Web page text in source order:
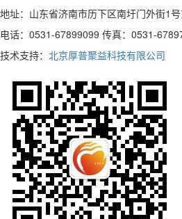
地址：山东省济南市历下区南圩门外街1
电话：0531-67899099 传真：0531-
技术支持： 北京厚普聚益科技有限公司